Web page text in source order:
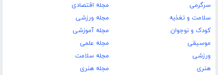
سرگرمی
سلامت و تغذیه
کودک و نوجوان
موسیقی
ورزشی
هنری
مجله اقتصادی
مجله ورزشی
مجله آموزشی
مجله علمی
مجله سلامت
مجله هنری